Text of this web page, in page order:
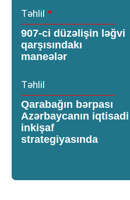
Təhlil •
907-ci düzəlişin ləğvi
qarşısındakı
maneələr
Təhlil
Qarabağın bərpası
Azərbaycanın iqtisadi
inkişaf
strategiyasında